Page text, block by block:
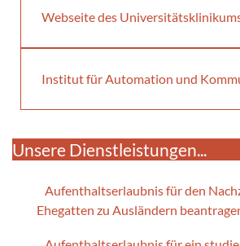
Webseite des
Institut für Automation und
Unsere Dienstleistungen...
Aufenthaltserlaubnis für den
Ehegatten zu Ausländern